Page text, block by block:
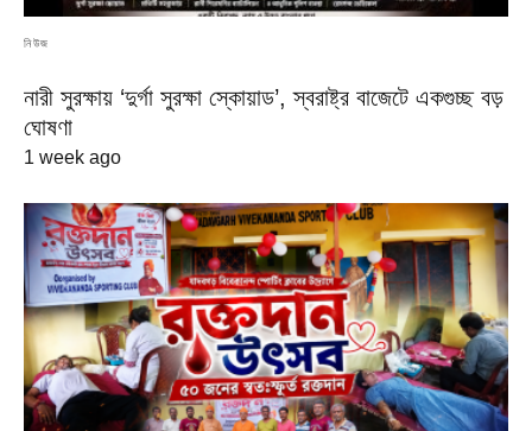
নিউজ
নারী সুরক্ষায় ‘দুর্গা সুরক্ষা স্কোয়াড’, স্বরাষ্ট্র বাজেটে একগুচ্ছ বড়
ঘোষণা
1 week ago